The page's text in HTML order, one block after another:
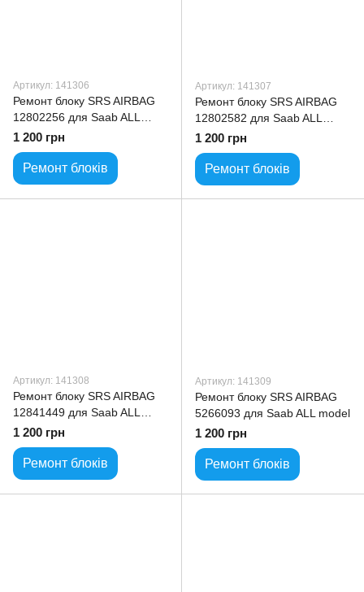
Артикул: 141306
Ремонт блоку SRS AIRBAG
12802256 для Saab ALL
model
1 200 грн
Ремонт блоків
Артикул: 141307
Ремонт блоку SRS AIRBAG
12802582 для Saab ALL
model
1 200 грн
Ремонт блоків
Артикул: 141308
Ремонт блоку SRS AIRBAG
12841449 для Saab ALL
model
1 200 грн
Ремонт блоків
Артикул: 141309
Ремонт блоку SRS AIRBAG
5266093 для Saab ALL model
1 200 грн
Ремонт блоків